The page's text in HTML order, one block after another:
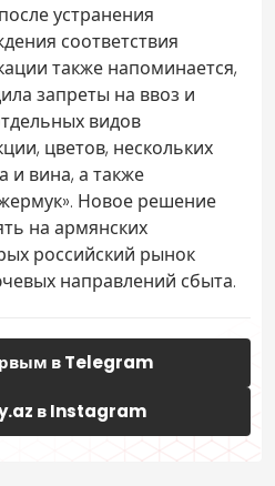
устранения
соответствия
также напоминается,
запреты на ввоз и
видов
цветов, нескольких
и вина, а также
Новое решение
на армянских
российский рынок
направлений сбыта.
в Telegram
в Instagram